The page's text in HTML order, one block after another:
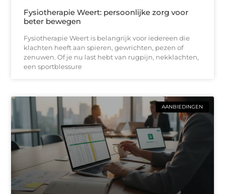
Fysiotherapie Weert: persoonlijke zorg voor
beter bewegen
Fysiotherapie Weert is belangrijk voor iedereen die
klachten heeft aan spieren, gewrichten, pezen of
zenuwen. Of je nu last hebt van rugpijn, nekklachten,
een sportblessure
AANBIEDINGEN